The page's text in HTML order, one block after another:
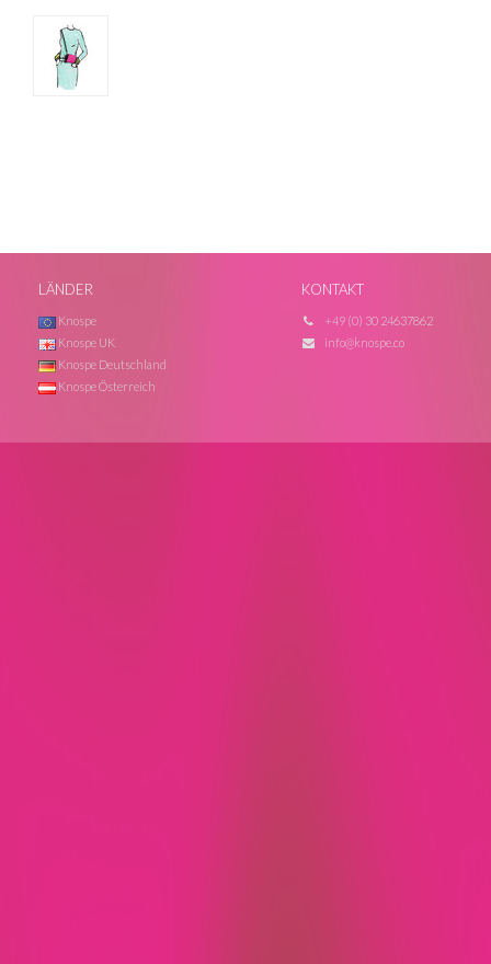
LÄNDER
Knospe
Knospe UK
Knospe Deutschland
Knospe Österreich
KONTAKT
+49 (0) 30 24637862
info@knospe.co